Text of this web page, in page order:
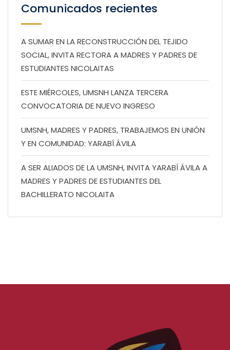
Comunicados recientes
A SUMAR EN LA RECONSTRUCCIÓN DEL TEJIDO
SOCIAL, INVITA RECTORA A MADRES Y PADRES DE
ESTUDIANTES NICOLAITAS
ESTE MIÉRCOLES, UMSNH LANZA TERCERA
CONVOCATORIA DE NUEVO INGRESO
UMSNH, MADRES Y PADRES, TRABAJEMOS EN UNIÓN
Y EN COMUNIDAD: YARABÍ ÁVILA
A SER ALIADOS DE LA UMSNH, INVITA YARABÍ ÁVILA A
MADRES Y PADRES DE ESTUDIANTES DEL
BACHILLERATO NICOLAITA